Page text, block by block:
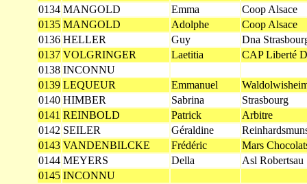
0134 MANGOLD Emma
Coop Alsace
0135 MANGOLD Adolphe
Coop Alsace
0136 HELLER Guy
Dna
0137 VOLGRINGER Laetitia
CAP Liberté
0138 INCONNU
0139 LEQUEUR Emmanuel
0140 HIMBER Sabrina
Strasbourg
0141 REINBOLD Patrick
Arbitre
0142 SEILER Géraldine
0143 VANDENBILCKE Frédéric
Mars
0144 MEYERS Della
Asl Robertsau
0145 INCONNU